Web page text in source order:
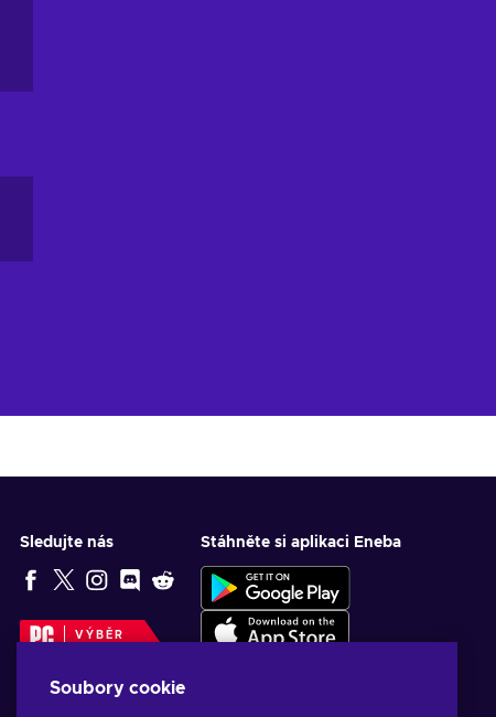
Sledujte nás
VÝBĚR
Stáhněte si aplikaci Eneba
Soubory cookie